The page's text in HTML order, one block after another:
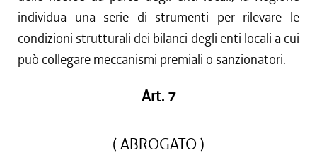
individua una serie di strumenti per rilevare le
condizioni strutturali dei bilanci degli enti locali a cui
può collegare meccanismi premiali o sanzionatori.
Art. 7
( ABROGATO )